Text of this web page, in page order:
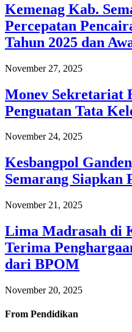
Kemenag Kab.
Percepatan
Tahun 2025 dan
November 27, 2025
Monev Sekretariat
Penguatan Tata
November 24, 2025
Kesbangpol
Semarang Siapkan
November 21, 2025
Lima Madrasah di
Terima
dari BPOM
November 20, 2025
From Pendidikan